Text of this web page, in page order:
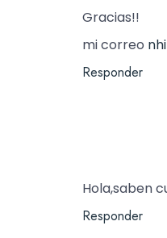
Gracias!!
mi correo
Responder
Hola,saben
Responder